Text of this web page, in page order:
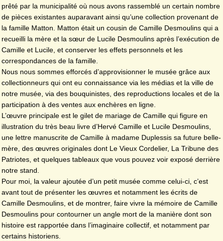
prêté par la municipalité où nous avons rassemblé un certain nombre
de pièces existantes auparavant ainsi qu’une collection provenant de
la famille Matton. Matton était un cousin de Camille Desmoulins qui a
recueilli la mère et la sœur de Lucile Desmoulins après l’exécution de
Camille et Lucile, et conserver les effets personnels et les
correspondances de la famille.
Nous nous sommes efforcés d’approvisionner le musée grâce aux
collectionneurs qui ont eu connaissance via les médias et la ville de
notre musée, via des bouquinistes, des reproductions locales et de la
participation à des ventes aux enchères en ligne.
L’œuvre principale est le gilet de mariage de Camille qui figure en
illustration du très beau livre d’Hervé Camille et Lucile Desmoulins,
une lettre manuscrite de Camille à madame Duplessis sa future belle-
mère, des œuvres originales dont Le Vieux Cordelier, La Tribune des
Patriotes, et quelques tableaux que vous pouvez voir exposé derrière
notre stand.
Pour moi, la valeur ajoutée d’un petit musée comme celui-ci, c’est
avant tout de présenter les œuvres et notamment les écrits de
Camille Desmoulins, et de montrer, faire vivre la mémoire de Camille
Desmoulins pour contourner un angle mort de la manière dont son
histoire est rapportée dans l’imaginaire collectif, et notamment par
certains historiens.